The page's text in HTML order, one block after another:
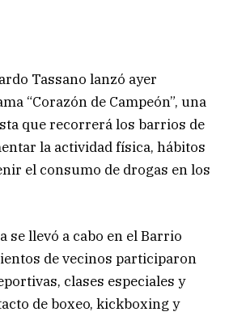
Tassano lanzó ayer
“Corazón de Campeón”, una
que recorrerá los barrios de
la actividad física, hábitos
el consumo de drogas en los
se llevó a cabo en el Barrio
de vecinos participaron
clases especiales y
de boxeo, kickboxing y